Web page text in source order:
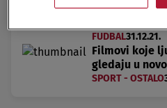
Navijači
FUDBAL31.12.21.
Filmovi koje
gledaju u
SPORT - OSTALO